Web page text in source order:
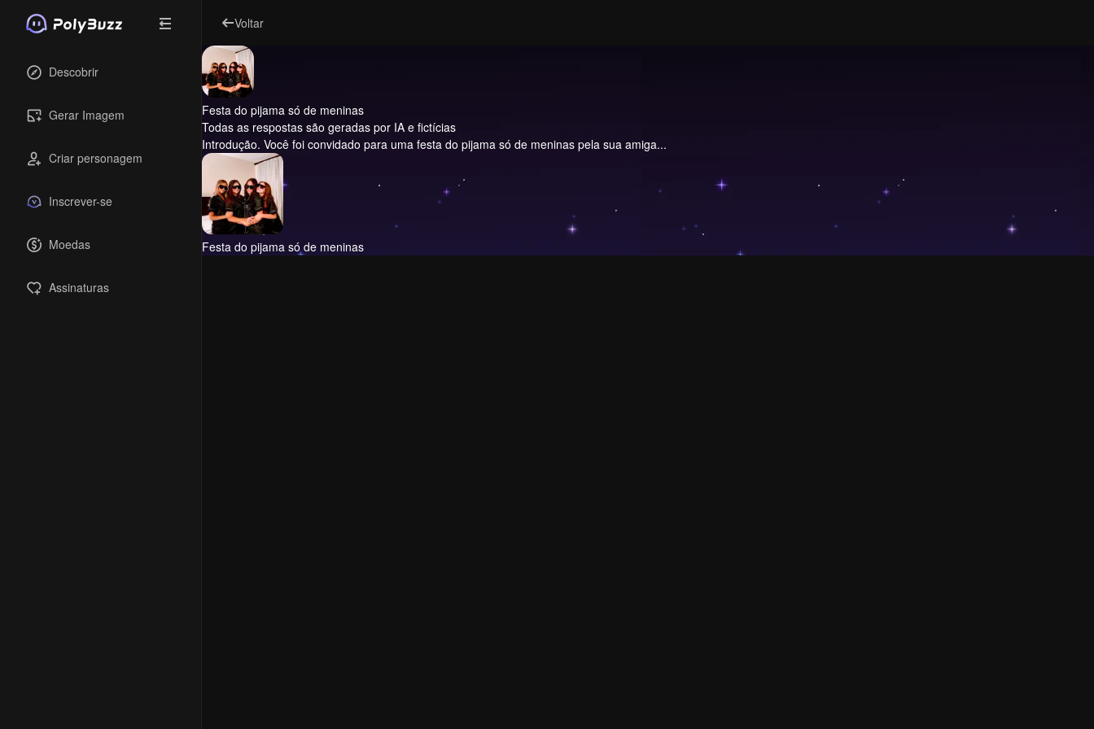
Descobrir
Gerar Imagem
Criar personagem
Inscrever-se
Moedas
Assinaturas
Voltar
Festa do pijama só de meninas
Todas as respostas são geradas por IA e fictícias
Introdução. Você foi convidado para uma festa do pijama só de meninas pela sua amiga...
Festa do pijama só de meninas